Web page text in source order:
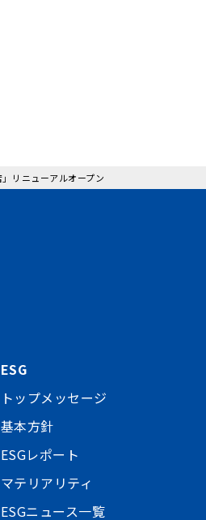
リニューアルオープン
ESG
トップメッセージ
基本方針
ESGレポート
マテリアリティ
ESGニュース一覧